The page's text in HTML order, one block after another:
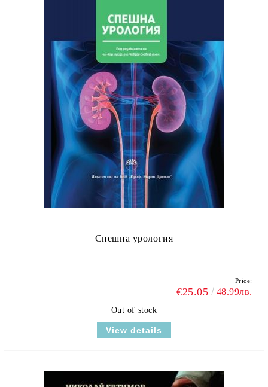
Спешна урология
Price:
€25.05 48.99лв.
Out of stock
View details